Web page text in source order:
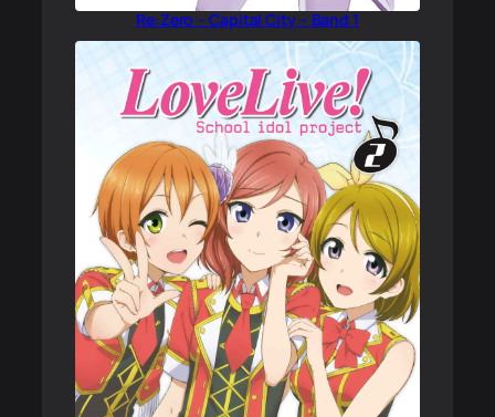
Re:Zero – Capital City – Band 1